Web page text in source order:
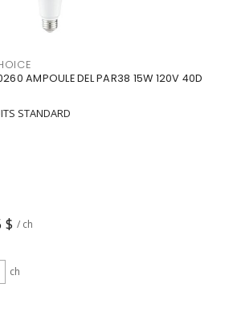
AMPOULE DEL PAR38 15W 120V 40D
STANDARD
$ / ch
ch